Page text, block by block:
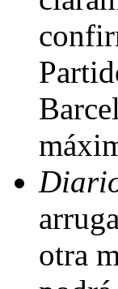
otra